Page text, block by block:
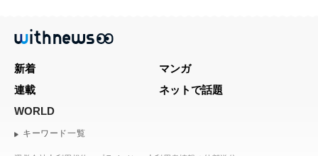
新着
マンガ
連載
ネットで話題
WORLD
キーワード一覧